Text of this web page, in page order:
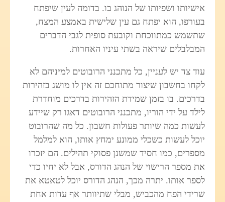
אישיותו ושפיותו של הנוהג בו. בדומה לעין שיפתח
בעורפו, הוא יפתח גם עין שלישית באמצע המצח,
שתשמש כמתווכחת וקובעת סופית לגבי הדברים
המבלבלים שיראה בשתי עיניו האחרות.
עוד צד יש לעניין, כל מתכנני הרובוטים למיניהם לא
לקחו בחשבון שיצור מתוחכם זה אין לו מושג בזהירות
בדרכים. בו בזמן שמידת הזהירות בדרכים מוחדרת
לילד על ידי הוריו, מתכנני הרובוטים דאגו רק שיידע
לעשות כמה שיותר פעולות חשבון. כל מה שהרובוט
יוכל לעשות כשכלי ממונע ימחץ אותו, הוא למלמל
מספרים, כמו חסיד שמשנן פסוקי תהילים. הם יזכרו
את מספר הרישוי של הנהג הדורס, אבל לא יחיו כדי
לספר אותו. יתרה מכך, הנהג הדורס יוכל לטאטא את
שרידי הפח מהכביש, מבלי שתיוותר אף עדות אחת